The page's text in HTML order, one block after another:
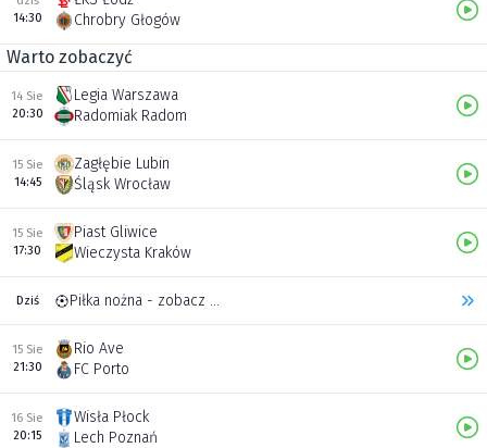
14:30
Chrobry Głogów
Warto zobaczyć
14 Sie
20:30
Legia Warszawa
Radomiak Radom
15 Sie
14:45
Zagłębie Lubin
Śląsk Wrocław
15 Sie
17:30
Piast Gliwice
Wieczysta Kraków
Dziś Piłka nożna - zobacz inne transmisje
15 Sie
21:30
Rio Ave
FC Porto
16 Sie
20:15
Wisła Płock
Lech Poznań